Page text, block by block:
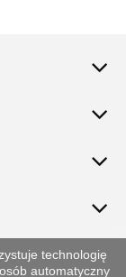
technologię
automatyczny